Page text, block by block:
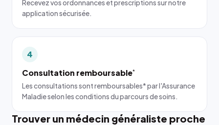
Recevez vos ordonnances et prescriptions sur notre
application sécurisée.
4
Consultation remboursable*
Les consultations sont remboursables* par l'Assurance
Maladie selon les conditions du parcours de soins.
Trouver un médecin généraliste proche